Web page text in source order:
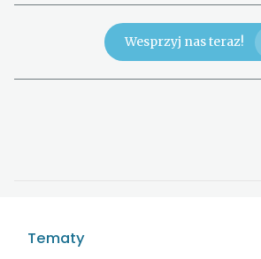
Wesprzyj nas teraz!
Tematy